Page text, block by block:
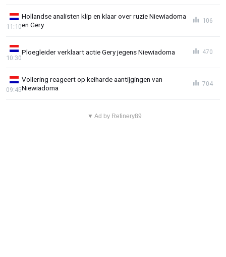
Hollandse analisten klip en klaar over ruzie Niewiadoma
en Gery
11:10
106
Ploegleider verklaart actie Gery jegens Niewiadoma
10:30
470
Vollering reageert op keiharde aantijgingen van
Niewiadoma
09:45
704
▼ Ad by Refinery89